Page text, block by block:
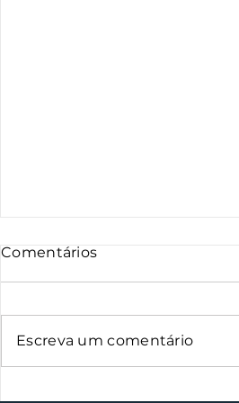
Comentários
Escreva um comentário